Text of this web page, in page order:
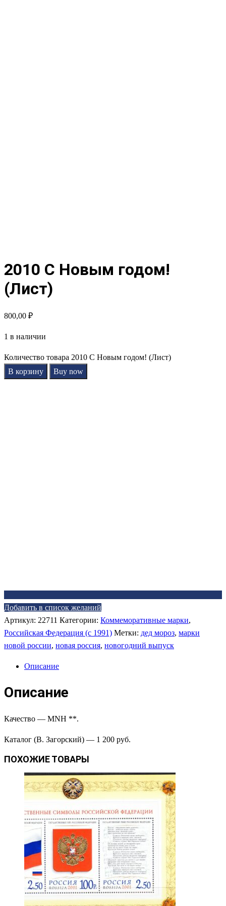
2010 С Новым годом!
(Лист)
800,00 ₽
1 в наличии
Количество товара 2010 С Новым годом! (Лист)
В корзину
Buy now
Добавить в список желаний
Артикул: 22711 Категории: Коммеморативные марки,
Российская Федерация (c 1991) Метки: дед мороз, марки
новой россии, новая россия, новогодний выпуск
Описание
Описание
Качество — MNH **.
Каталог (В. Загорский) — 1 200 руб.
ПОХОЖИЕ ТОВАРЫ